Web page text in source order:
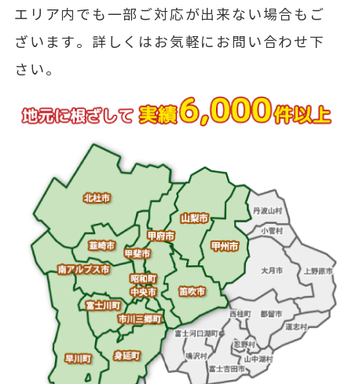
エリア内でも一部ご対応が出来ない場合もご
ざいます。詳しくはお気軽にお問い合わせ下
さい。